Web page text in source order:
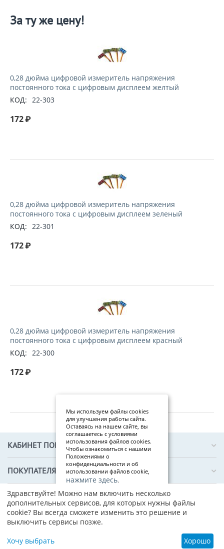
За ту же цену!
0,28 дюйма цифровой измеритель напряжения
постоянного тока с цифровым дисплеем желтый
КОД: 22-303
172₽
0,28 дюйма цифровой измеритель напряжения
постоянного тока с цифровым дисплеем зеленый
КОД: 22-301
172₽
0,28 дюйма цифровой измеритель напряжения
постоянного тока с цифровым дисплеем красный
КОД: 22-300
172₽
КАБИНЕТ ПОКУПАТЕЛЯ
ПОКУПАТЕЛЯМ
О КОМПАНИИ
© 2019–2026 ТЕХПРОФИ — интернет-магазин электронных
Мы используем файлы cookies
для улучшения работы сайта.
Оставаясь на нашем сайте, вы
соглашаетесь с условиями
использования файлов cookies.
Чтобы ознакомиться с нашими
Положениями о
конфиденциальности и об
использовании файлов cookie,
нажмите здесь.
Я
со
гл
ас
Здравствуйте! Можно нам включить несколько
дополнительных сервисов, для которых нужны файлы
cookie? Вы всегда сможете изменить это решение и
выключить сервисы позже.
Хочу выбрать Хорошо